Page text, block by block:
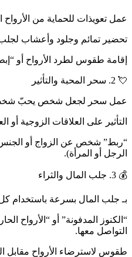
عمل تعويذات للحماية من الأرواح
تحضير تمائم وجلود وأعشاب لجلب
إقامة طقوس لطرد الأرواح أو
💘 2. سحر المحبة والتأثير
عمل سحر لجعل شخص يحبّ شخصاً
التأثير على العلاقات الزوجية أو
“ربط” شخص عن الزواج أو الجنس
الرجل أو المرأة).
💰 3. جلب المال والثراء
بـ جلب المال بسرعة باستخدام
“الكنوز المدفونة” أو “الأرواح
التواصل معها.
طقوس لاسترضاء الأرواح مقابل